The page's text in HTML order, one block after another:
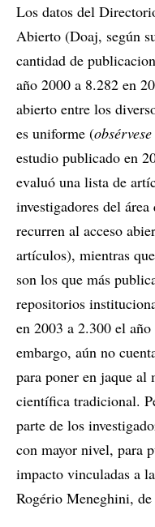
Los datos del
Abierto (Doaj, según
cantidad de
año 2000 a 8.282 en
abierto entre los
es uniforme (
estudio publicado en
evaluó una lista de
investigadores del
recurren al acceso
artículos), mientras
son los que más
repositorios
en 2003 a 2.300 el
embargo, aún no
para poner en jaque al
científica tradicional.
parte de los
con mayor nivel, para
impacto vinculadas a
Rogério Meneghini,